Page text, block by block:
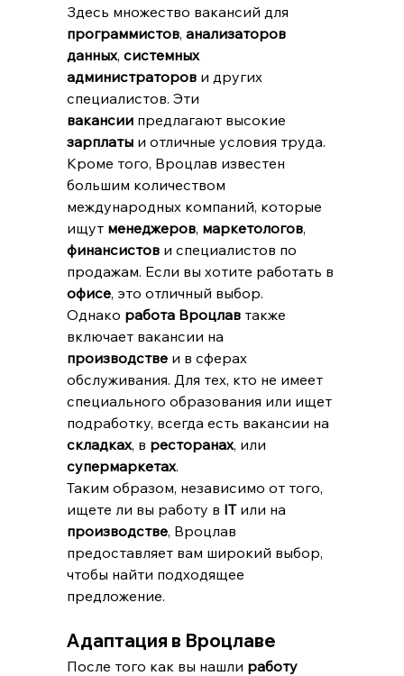
Здесь множество вакансий для
программистов, анализаторов
данных, системных
администраторов и других
специалистов. Эти
вакансии предлагают высокие
зарплаты и отличные условия труда.
Кроме того, Вроцлав известен
большим количеством
международных компаний, которые
ищут менеджеров, маркетологов,
финансистов и специалистов по
продажам. Если вы хотите работать в
офисе, это отличный выбор.
Однако работа Вроцлав также
включает вакансии на
производстве и в сферах
обслуживания. Для тех, кто не имеет
специального образования или ищет
подработку, всегда есть вакансии на
складках, в ресторанах, или
супермаркетах.
Таким образом, независимо от того,
ищете ли вы работу в IT или на
производстве, Вроцлав
предоставляет вам широкий выбор,
чтобы найти подходящее
предложение.
Адаптация в Вроцлаве
После того как вы нашли работу